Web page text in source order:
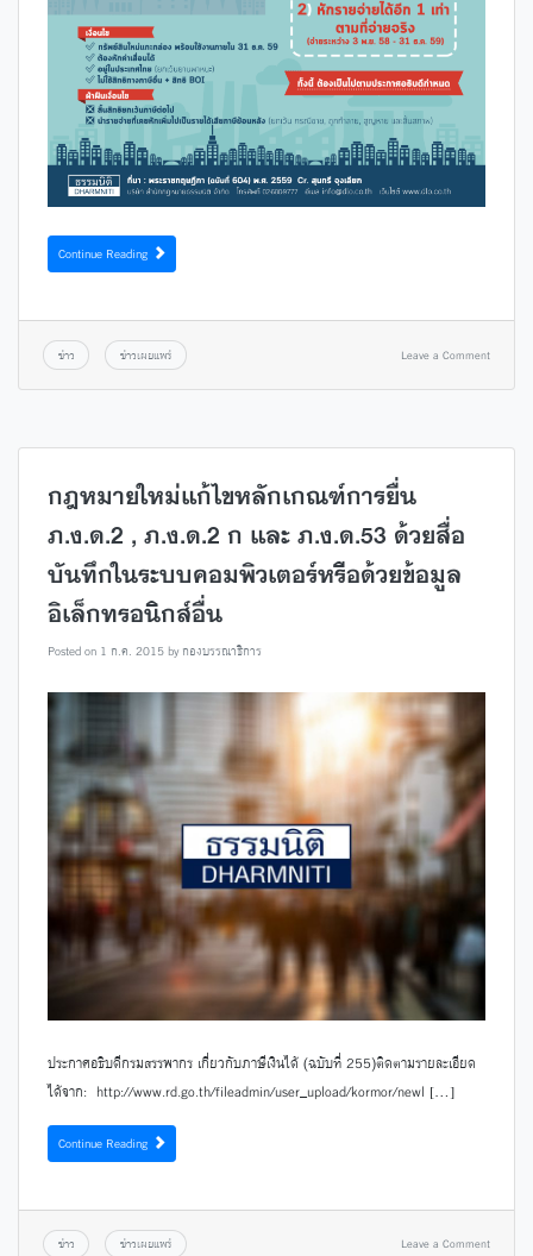
Continue Reading
ข่าว ข่าวเผยแพร่ Leave a Comment
กฎหมายใหม่แก้ไขหลักเกณฑ์การยื่น
ภ.ง.ด.2 , ภ.ง.ด.2 ก และ ภ.ง.ด.53 ด้วยสื่อ
บันทึกในระบบคอมพิวเตอร์หรือด้วยข้อมูล
อิเล็กทรอนิกส์อื่น
Posted on 1 ก.ค. 2015byกองบรรณาธิการ
ประกาศอธิบดีกรมสรรพากร เกี่ยวกับภาษีเงินได้ (ฉบับที่ 255)ติดตามรายละเอียด
ได้จาก: http://www.rd.go.th/fileadmin/user_upload/kormor/newl […]
Continue Reading
ข่าว ข่าวเผยแพร่ Leave a Comment